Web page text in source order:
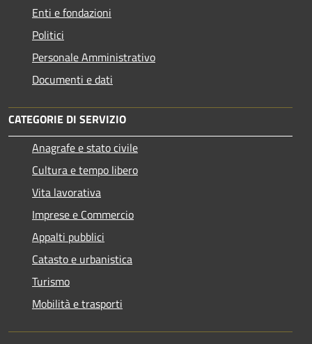
Enti e fondazioni
Politici
Personale Amministrativo
Documenti e dati
CATEGORIE DI SERVIZIO
Anagrafe e stato civile
Cultura e tempo libero
Vita lavorativa
Imprese e Commercio
Appalti pubblici
Catasto e urbanistica
Turismo
Mobilità e trasporti